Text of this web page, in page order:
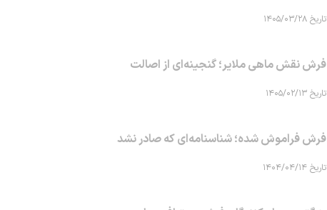
تاریخ ۱۴۰۵/۰۳/۲۸
فرش نقش ماهی‌ ملایر؛ گنجینه‌ای از اصالت
تاریخ ۱۴۰۵/۰۲/۱۳
فرش فراموش شده؛ شناسنامه‌ای که صادر نشد
تاریخ ۱۴۰۴/۰۴/۱۴